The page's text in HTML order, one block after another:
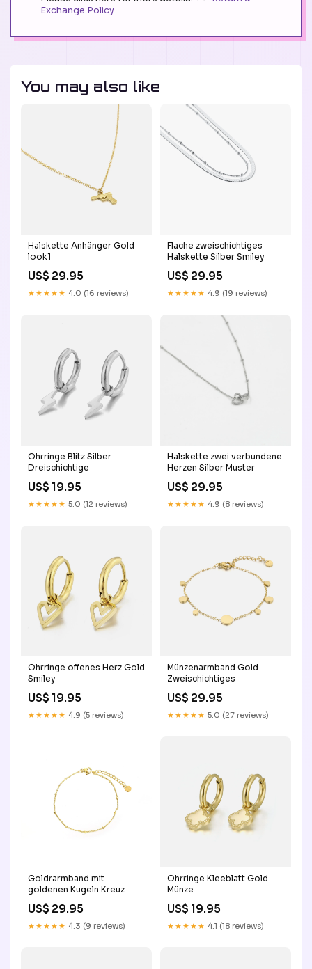
Exchange Policy
You may also like
Halskette Anhänger Gold
look1
US$ 29.95
★★★★★ 4.0 (16 reviews)
Flache zweischichtiges
Halskette Silber Smiley
US$ 29.95
★★★★★ 4.9 (19 reviews)
Ohrringe Blitz Silber
Dreischichtige
US$ 19.95
★★★★★ 5.0 (12 reviews)
Halskette zwei verbundene
Herzen Silber Muster
US$ 29.95
★★★★★ 4.9 (8 reviews)
Ohrringe offenes Herz Gold
Smiley
US$ 19.95
★★★★★ 4.9 (5 reviews)
Münzenarmband Gold
Zweischichtiges
US$ 29.95
★★★★★ 5.0 (27 reviews)
Goldrarmband mit
goldenen Kugeln Kreuz
US$ 29.95
★★★★★ 4.3 (9 reviews)
Ohrringe Kleeblatt Gold
Münze
US$ 19.95
★★★★★ 4.1 (18 reviews)